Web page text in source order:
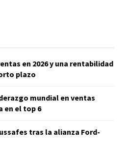
en 2026 y una rentabilidad
plazo
mundial en ventas
en el top 6
tras la alianza Ford-